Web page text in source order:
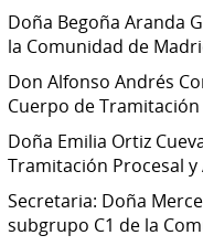
Doña Begoña Aranda
la Comunidad de
Don Alfonso Andrés
Cuerpo de
Doña Emilia Ortiz
Tramitación Procesal
Secretaria: Doña
subgrupo C1 de la